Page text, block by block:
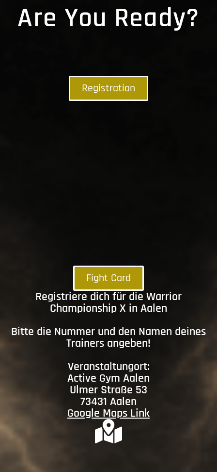
Are You Ready?
Registration
Fight Card
Registriere dich für die Warrior
Championship X in Aalen
Bitte die Nummer und den Namen deines
Trainers angeben!
Veranstaltungort:
Active Gym Aalen
Ulmer Straße 53
73431 Aalen
Google Maps Link